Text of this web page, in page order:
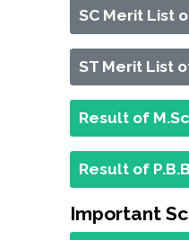
SC Merit List
ST Merit List
Result of
Result of
Important